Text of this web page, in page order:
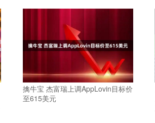
擒牛宝 杰富瑞上调AppLovin目标价
至615美元